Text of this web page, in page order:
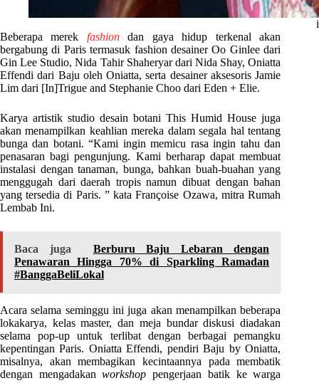
Beberapa merek fashion
dan gaya hidup terkenal akan
bergabung di Paris termasuk fashion desainer Oo Ginlee dari
Gin Lee Studio, Nida Tahir Shaheryar dari Nida Shay, Oniatta
Effendi dari Baju oleh Oniatta, serta desainer aksesoris Jamie
Lim dari [In]Trigue and Stephanie Choo dari Eden + Elie.
Karya artistik studio desain botani This Humid House juga
akan menampilkan keahlian mereka dalam segala hal tentang
bunga dan botani. “Kami ingin memicu rasa ingin tahu dan
penasaran bagi pengunjung. Kami berharap dapat membuat
instalasi dengan tanaman, bunga, bahkan buah-buahan yang
menggugah dari daerah tropis namun dibuat dengan bahan
yang tersedia di Paris. ” kata Françoise Ozawa, mitra Rumah
Lembab Ini.
Baca juga
Berburu Baju Lebaran dengan
Penawaran Hingga 70% di Sparkling Ramadan
#BanggaBeliLokal
Acara selama seminggu ini juga akan menampilkan beberapa
lokakarya, kelas master, dan meja bundar diskusi diadakan
selama pop-up untuk terlibat dengan berbagai pemangku
kepentingan Paris. Oniatta Effendi, pendiri Baju by Oniatta,
misalnya, akan membagikan kecintaannya pada membatik
dengan mengadakanworkshop pengerjaan batik ke warga